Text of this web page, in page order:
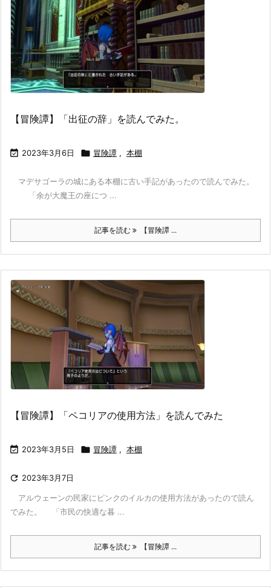
【冒険譚】「出征の辞」を読んでみた。
 2023年3月6日  冒険譚 , 本棚
マデサゴーラの城にある本棚に古い手記があったので読んでみた。
「余が大魔王の座につ ...
記事を読む 【冒険譚 ...
【冒険譚】「ペコリアの使用方法」を読んでみた
 2023年3月5日  冒険譚 , 本棚
 2023年3月7日
アルウェーンの民家にピンクのイルカの使用方法があったので読ん
でみた。 「市民の快適な暮 ...
記事を読む 【冒険譚 ...